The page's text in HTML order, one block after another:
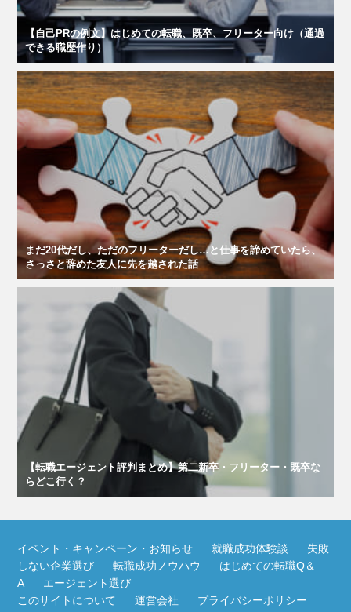
【自己PRの例文】はじめての転職、既卒、フリーター向け（通過
できる職歴作り）
まだ20代だし、ただのフリーターだし…と仕事を諦めていたら、
さっさと辞めた友人に先を越された話
【転職エージェント評判まとめ】第二新卒・フリーター・既卒な
らどこ行く？
イベント・キャンペーン・お知らせ 就職成功体験談
失敗
しない企業選び
転職成功ノウハウ
はじめての転職Q＆
A
エージェント選び
このサイトについて
運営会社
プライバシーポリシー